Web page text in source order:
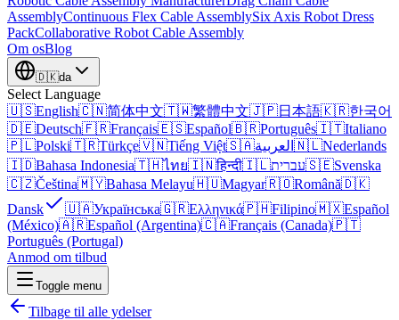
AssemblyContinuous Flex Cable AssemblySix Axis Robot Dress
PackCollaborative Robot Cable Assembly
Om osBlog
🇩🇰da
Select Language
🇺🇸English🇨🇳简体中文🇹🇼繁體中文🇯🇵日本語🇰🇷한국어
🇩🇪Deutsch🇫🇷Français🇪🇸Español🇧🇷Português🇮🇹Italiano
🇵🇱Polski🇹🇷Türkçe🇻🇳Tiếng Việt🇸🇦العربية 🇳🇱Nederlands
🇮🇩Bahasa Indonesia🇹🇭ไทย🇮🇳हिन्दी🇮🇱עברית🇸🇪Svenska
🇨🇿Čeština🇲🇾Bahasa Melayu🇭🇺Magyar🇷🇴Română🇩🇰
Dansk
🇺🇦Українська🇬🇷Ελληνικά🇵🇭Filipino🇲🇽Español
(México)🇦🇷Español (Argentina)🇨🇦Français (Canada)🇵🇹
Português (Portugal)
Anmod om tilbud
Toggle menu
Tilbage til alle ydelser